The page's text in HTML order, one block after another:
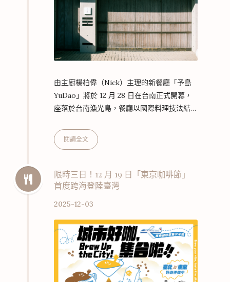
由主廚楊柏偉（Nick）主理的新餐廳「予島
YuDao」將於 12 月 28 日在台南正式開幕，
座落於台南漁光島，餐廳以國際料理技法結合
理」。 「予島」於 12 月 3 日中午 12 點起開
放線上訂位（連結）。Nick 主廚是土生土長
的小島。他的料理之路從家鄉啟程，並拓展至
國際。他曾赴法國深造，先後於普羅旺斯米其
閱讀全文
限時三日！12 月 19 日「東京咖啡節」
首度跨海登陸臺灣
2025-12-03